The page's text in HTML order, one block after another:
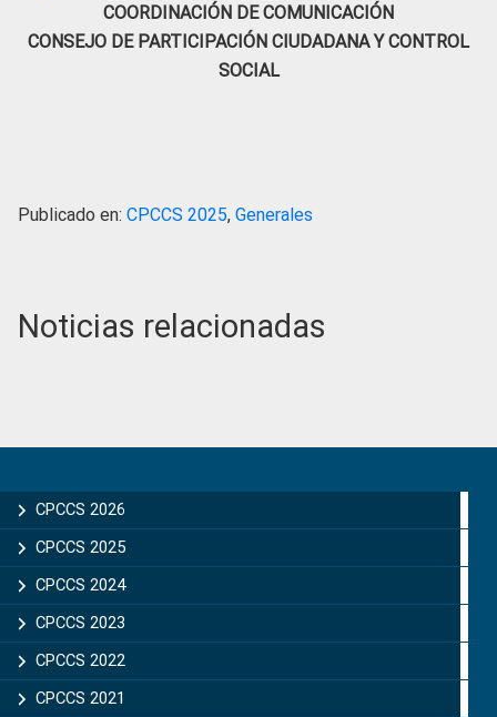
COORDINACIÓN DE COMUNICACIÓN
CONSEJO DE PARTICIPACIÓN CIUDADANA Y CONTROL
SOCIAL
Publicado en: CPCCS 2025, Generales
Noticias relacionadas
Sidebar
CPCCS 2026
CPCCS 2025
CPCCS 2024
CPCCS 2023
CPCCS 2022
CPCCS 2021